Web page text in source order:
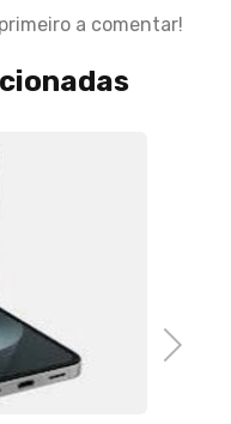
a comentar!
de
Next